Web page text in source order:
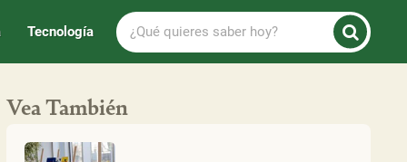
Tecnología
¿Qué
quieres
saber
Vea También